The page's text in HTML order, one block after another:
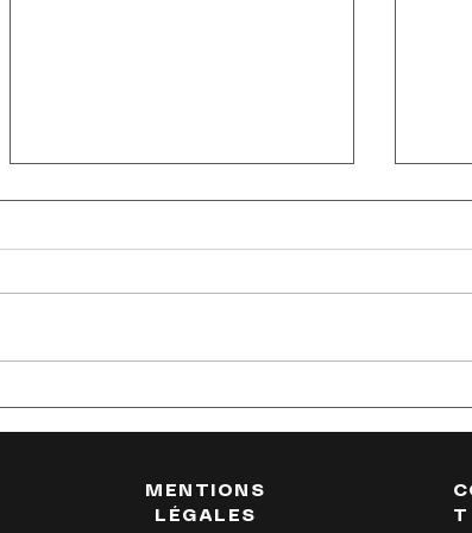
Drift Masters 2026 : La Saison de
Drift à Ne Pas Manquer !
MENTIONS
LÉGALES
T